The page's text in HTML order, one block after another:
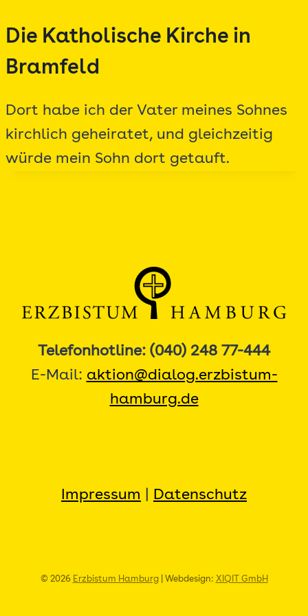
Inhalt
springen
Die Katholische Kirche in
Bramfeld
Dort habe ich der Vater meines Sohnes
kirchlich geheiratet, und gleichzeitig
würde mein Sohn dort getauft.
Telefonhotline: (040) 248 77-444
E-Mail: aktion@dialog.erzbistum-
hamburg.de
Impressum Datenschutz
© 2026 Erzbistum Hamburg| Webdesign: XIQIT GmbH